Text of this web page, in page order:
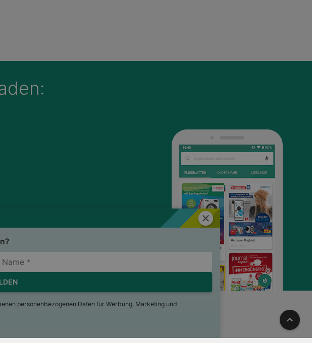
Schließen
personenbezogenen Daten für Werbung, Marketing und
Nach